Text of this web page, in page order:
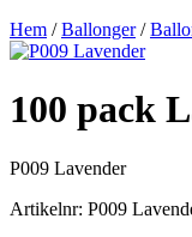
Hem /Ballonger/
100 pack
P009 Lavender
Artikelnr: P009